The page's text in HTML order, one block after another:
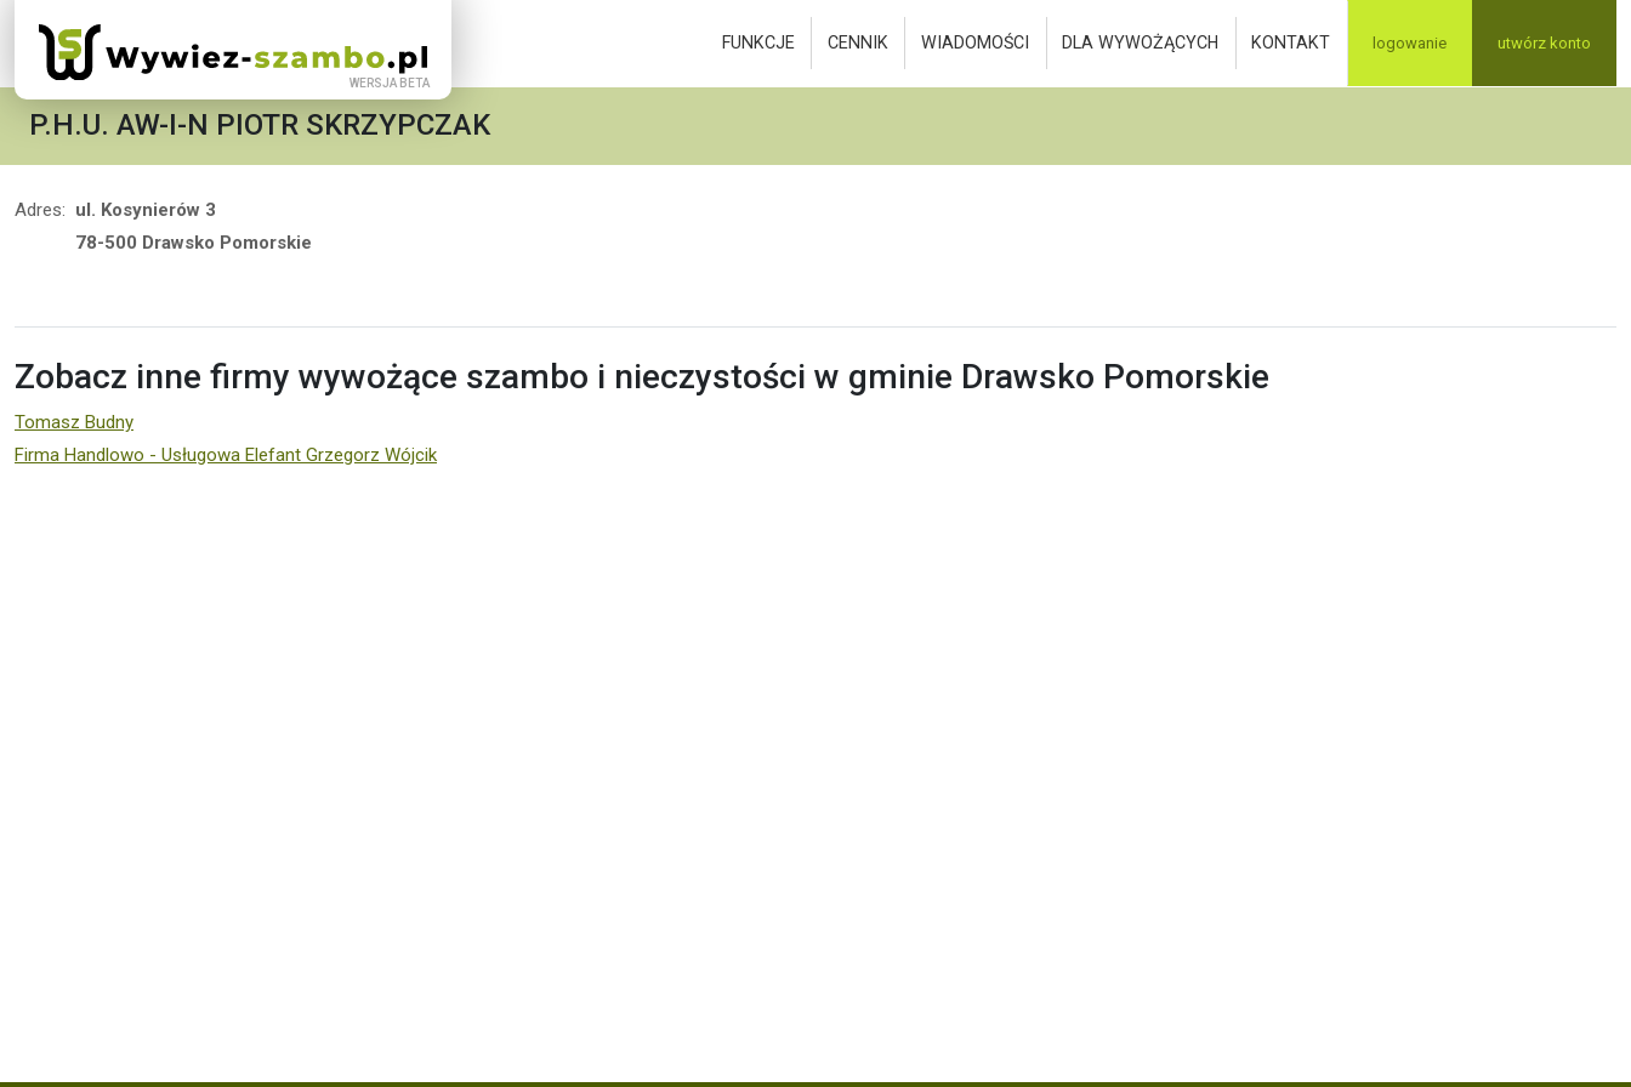
FUNKCJE CENNIK WIADOMOŚCI DLA WYWOŻĄCYCH KONTAKT logowanie utwórz konto
P.H.U. AW-I-N PIOTR SKRZYPCZAK
Adres: ul. Kosynierów 3
78-500 Drawsko Pomorskie
Zobacz inne firmy wywożące szambo i nieczystości w gminie Drawsko Pomorskie
Tomasz Budny
Firma Handlowo - Usługowa Elefant Grzegorz Wójcik